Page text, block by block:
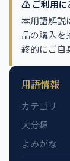
⚠️ ご利用に
本用語解説
品の購入を
終的にご自
用語情報
カテゴリ
大分類
よみがな